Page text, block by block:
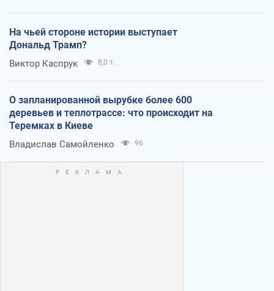
На чьей стороне истории выступает
Дональд Трамп?
Виктор Каспрук 8,0 т.
О запланированной вырубке более 600
деревьев и теплотрассе: что происходит на
Теремках в Киеве
Владислав Самойленко 96